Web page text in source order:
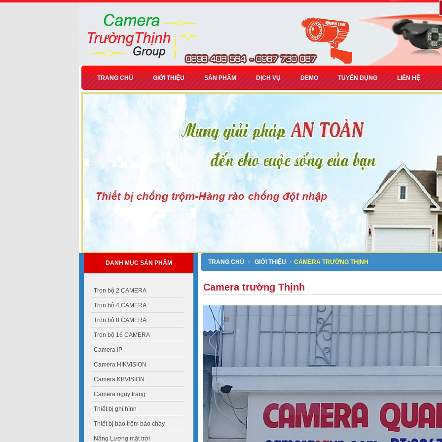
TRANG CHỦ GIỚI THIỆU SẢN PHẨM DỊCH VỤ DEMO TUYỂN DỤNG LIÊN HỆ
TRANG CHỦ GIỚI THIỆU CAMERA TRƯỜNG THỊNH
Camera trường Thịnh
DANH MỤC SẢN PHẨM
Trọn bộ 2 CAMERA
Trọn bộ 4 CAMERA
Trọn bộ 8 CAMERA
Trọn bộ 16 CAMERA
Camera IP
Camera HIKVISION
Camera KBVISION
Camera ngụy trang
Thiết bị ghi hình
Thiết bị báo trộm báo cháy
Năng Lượng mặt trời